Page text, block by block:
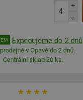
+
–
Expedujeme do 2 dnů
v Opavě do 2 dnů.
Centrální sklad 20 ks.